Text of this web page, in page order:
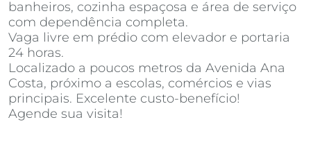
banheiros, cozinha espaçosa e área de serviço
com dependência completa.
Vaga livre em prédio com elevador e portaria
24 horas.
Localizado a poucos metros da Avenida Ana
Costa, próximo a escolas, comércios e vias
principais. Excelente custo-benefício!
Agende sua visita!